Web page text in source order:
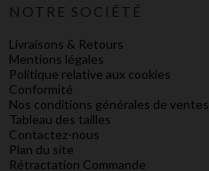
NOTRE SOCIÉTÉ
Livraisons & Retours
Mentions légales
Politique relative aux cookies
Conformité
Nos conditions générales de ventes
Tableau des tailles
Contactez-nous
Plan du site
Rétractation Commande